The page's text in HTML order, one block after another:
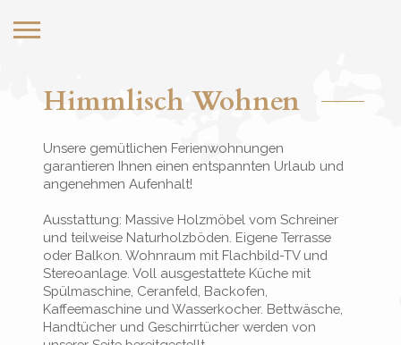
Himmlisch Wohnen
Unsere gemütlichen Ferienwohnungen
garantieren Ihnen einen entspannten Urlaub und
angenehmen Aufenhalt!
Ausstattung: Massive Holzmöbel vom Schreiner
und teilweise Naturholzböden. Eigene Terrasse
oder Balkon. Wohnraum mit Flachbild-TV und
Stereoanlage. Voll ausgestattete Küche mit
Spülmaschine, Ceranfeld, Backofen,
Kaffeemaschine und Wasserkocher. Bettwäsche,
Handtücher und Geschirrtücher werden von